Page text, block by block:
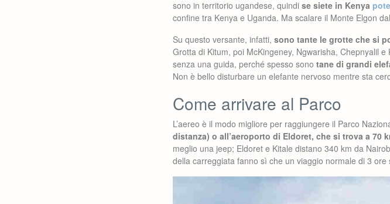
sono in territorio ugandese, quindi se siete in Kenya
confine tra Kenya e Uganda. Ma scalare il Monte Elgon
Su questo versante, infatti, sono tante le grotte che si
Grotta di Kitum, poi McKingeney, Ngwarisha, Chepnyalil
senza una guida, perché spesso sono tane di grandi
Non è bello disturbare un elefante nervoso mentre sta
Come arrivare al Parco
L’aereo è il modo migliore per raggiungere il Parco
distanza) o all’aeroporto di Eldoret, che si trova a 70
meglio una jeep; Eldoret e Kitale distano 340 km da
della carreggiata fanno sì che un viaggio normale di 3